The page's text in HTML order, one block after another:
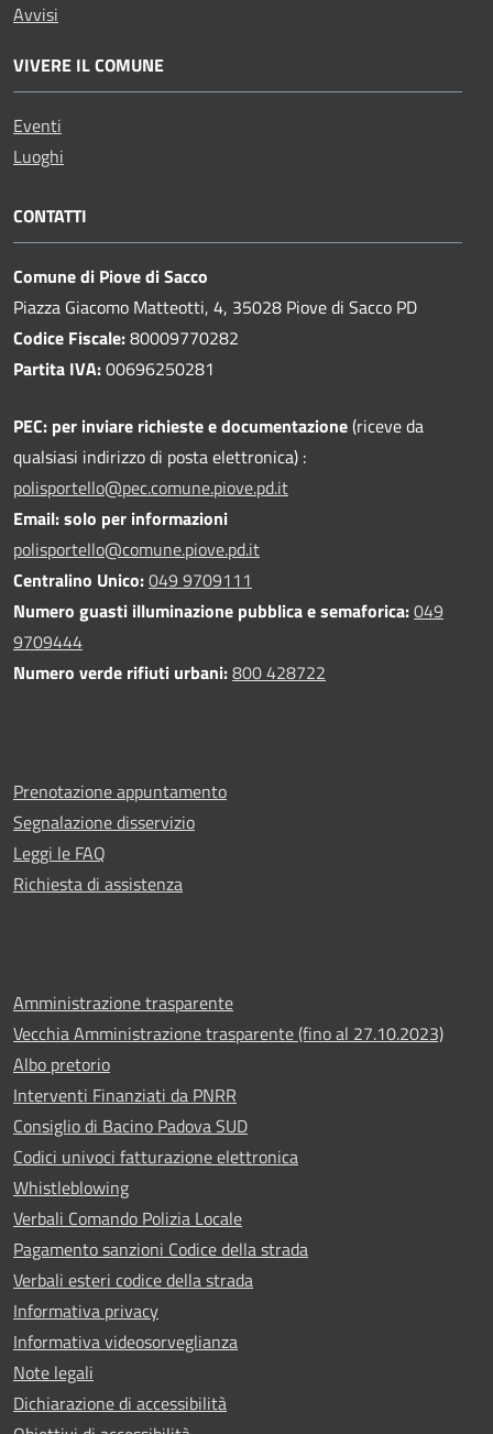
Avvisi
VIVERE IL COMUNE
Eventi
Luoghi
CONTATTI
Comune di Piove di Sacco
Piazza Giacomo Matteotti, 4, 35028 Piove di Sacco PD
Codice Fiscale:80009770282
Partita IVA:00696250281
PEC: per inviare richieste e documentazione(riceve da
qualsiasi indirizzo di posta elettronica) :
polisportello@pec.comune.piove.pd.it
Email: solo per informazioni
polisportello@comune.piove.pd.it
Centralino Unico:049 9709111
Numero guasti illuminazione pubblica e semaforica:049
9709444
Numero verde rifiuti urbani:800 428722
Prenotazione appuntamento
Segnalazione disservizio
Leggi le FAQ
Richiesta di assistenza
Amministrazione trasparente
Vecchia Amministrazione trasparente (fino al 27.10.2023)
Albo pretorio
Interventi Finanziati da PNRR
Consiglio di Bacino Padova SUD
Codici univoci fatturazione elettronica
Whistleblowing
Verbali Comando Polizia Locale
Pagamento sanzioni Codice della strada
Verbali esteri codice della strada
Informativa privacy
Informativa videosorveglianza
Note legali
Dichiarazione di accessibilità